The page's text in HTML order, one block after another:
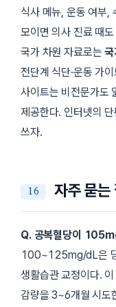
식사 메뉴, 운동 여부,
모이면 의사 진료 때
국가 차원 자료로는
전단계 식단·운동 가
사이트는 비전문가도
제공한다. 인터넷의
쓰자.
자주 묻는
Q. 공복혈당이
100~125mg/dL은
생활습관 교정이다.
감량을 3~6개월 시도